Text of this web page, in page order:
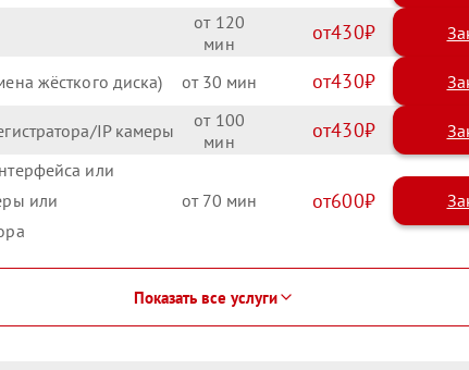
120 430
жёсткого диска) 30 430
IP камеры 100 430
или
или
70 600
Показать все услуги